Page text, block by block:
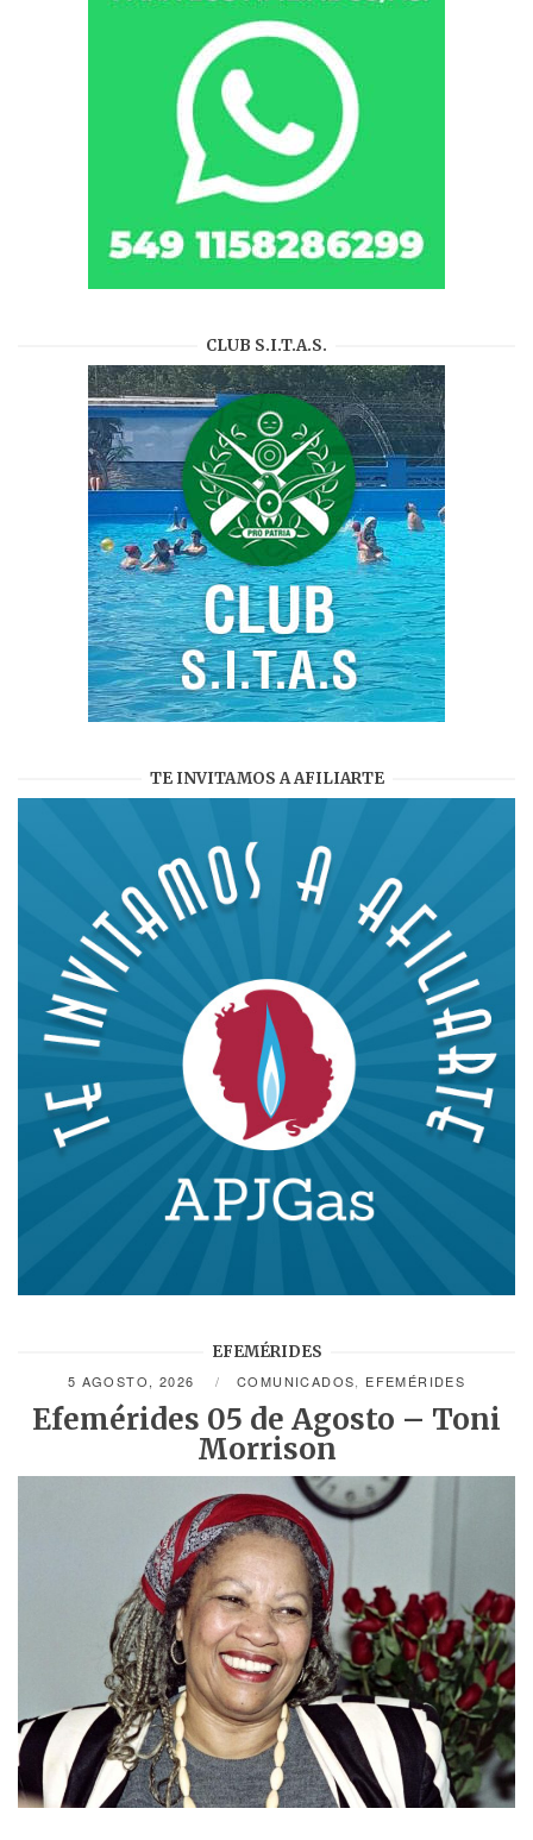
CLUB S.I.T.A.S.
TE INVITAMOS A AFILIARTE
EFEMÉRIDES
5 AGOSTO, 2026 COMUNICADOS EFEMÉRIDES
Efemérides 05 de Agosto – Toni
Morrison